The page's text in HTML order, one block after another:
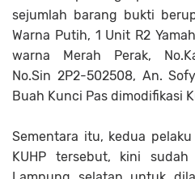
sejumlah barang bukti
Warna Putih, 1 Unit R2
warna Merah Perak,
No.Sin 2P2-502508, An.
Buah Kunci Pas dimodifikasi
Sementara itu, kedua
KUHP tersebut, kini